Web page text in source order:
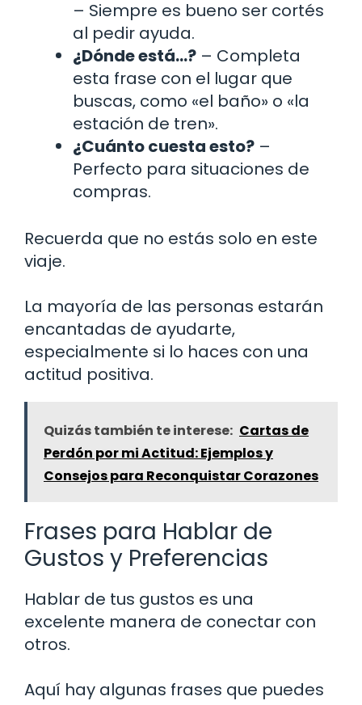
– Siempre es bueno ser cortés
al pedir ayuda.
¿Dónde está…? – Completa
esta frase con el lugar que
buscas, como «el baño» o «la
estación de tren».
¿Cuánto cuesta esto? –
Perfecto para situaciones de
compras.
Recuerda que no estás solo en este
viaje.
La mayoría de las personas estarán
encantadas de ayudarte,
especialmente si lo haces con una
actitud positiva.
Quizás también te interese: Cartas de
Perdón por mi Actitud: Ejemplos y
Consejos para Reconquistar Corazones
Frases para Hablar de
Gustos y Preferencias
Hablar de tus gustos es una
excelente manera de conectar con
otros.
Aquí hay algunas frases que puedes